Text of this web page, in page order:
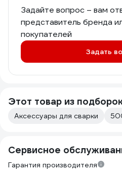
Задайте вопрос – вам
представитель бренда
покупателей
Задать
Этот товар из
Аксессуары для сварки
Сервисное
Гарантия производителя